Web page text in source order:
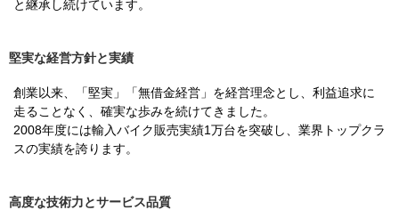
と継承し続けています。
堅実な経営方針と実績
創業以来、「堅実」「無借金経営」を経営理念とし、利益追求に
走ることなく、確実な歩みを続けてきました。
2008年度には輸入バイク販売実績1万台を突破し、業界トップクラ
スの実績を誇ります。
高度な技術力とサービス品質